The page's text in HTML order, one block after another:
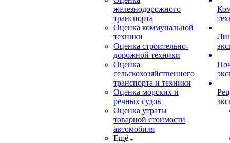
железнодорожного
транспорта
Оценка коммунальной
техники
Оценка строительно-
дорожной техники
Оценка
сельскохозяйственного
транспорта и техники
Оценка морских и
речных судов
Оценка утраты
товарной стоимости
автомобиля
Ещё